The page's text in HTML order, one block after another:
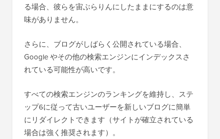
る場合、彼らを宙ぶらりんにしたままにするのは意
味がありません。
さらに、ブログがしばらく公開されている場合、
Google やその他の検索エンジンにインデックスさ
れている可能性が高いです。
すべての検索エンジンのランキングを維持し、ステ
ップ6に従って古いユーザーを新しいブログに簡単
にリダイレクトできます（サイトが確立されている
場合は強く推奨されます）。